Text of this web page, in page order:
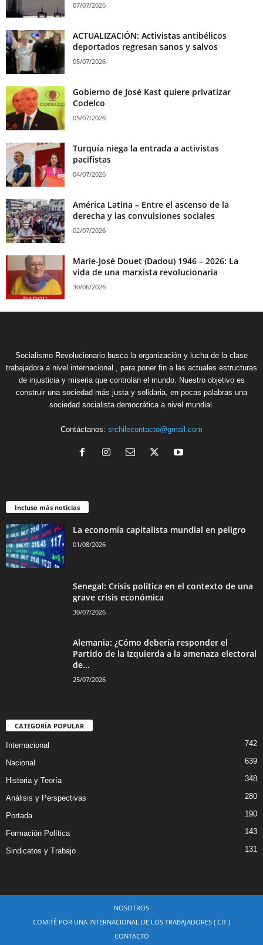
07/07/2026
ACTUALIZACIÓN: Activistas antibélicos
deportados regresan sanos y salvos
05/07/2026
Gobierno de José Kast quiere privatizar
Codelco
05/07/2026
Turquía niega la entrada a activistas
pacifistas
04/07/2026
América Latina – Entre el ascenso de la
derecha y las convulsiones sociales
02/07/2026
Marie-José Douet (Dadou) 1946 – 2026: La
vida de una marxista revolucionaria
30/06/2026
Socialismo Revolucionario busca la organización y lucha de la clase
trabajadora a nivel internacional , para poner fin a las actuales estructuras
de injusticia y miseria que controlan el mundo. Nuestro objetivo es
construir una sociedad más justa y solidaria, en pocas palabras una
sociedad socialista democrática a nivel mundial.
Contáctanos: srchilecontacto@gmail.com
Incluso más noticias
La economía capitalista mundial en peligro
01/08/2026
Senegal: Crisis política en el contexto de una
grave crisis económica
30/07/2026
Alemania: ¿Cómo debería responder el
Partido de la Izquierda a la amenaza electoral
de...
25/07/2026
CATEGORÍA POPULAR
Internacional 742
Nacional 639
Historia y Teoría 348
Análisis y Perspectivas 280
Portada 190
Formación Política 143
Sindicatos y Trabajo 131
NOSOTROS
COMITÉ POR UNA INTERNACIONAL DE LOS TRABAJADORES ( CIT )
CONTACTO